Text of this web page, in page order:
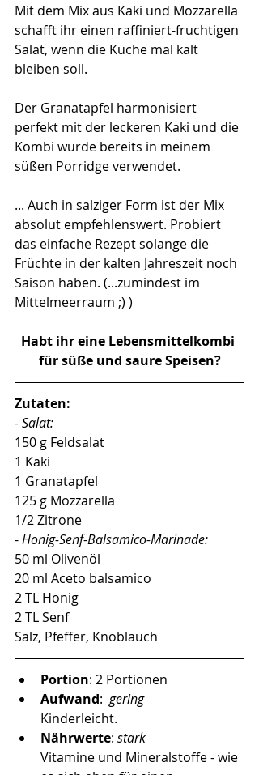
Mit dem Mix aus Kaki und Mozzarella
schafft ihr einen raffiniert-fruchtigen
Salat, wenn die Küche mal kalt
bleiben soll.
Der Granatapfel harmonisiert
perfekt mit der leckeren Kaki und die
Kombi wurde bereits in meinem
süßen Porridge verwendet.
... Auch in salziger Form ist der Mix
absolut empfehlenswert. Probiert
das einfache Rezept solange die
Früchte in der kalten Jahreszeit noch
Saison haben. (...zumindest im
Mittelmeerraum ;) )
Habt ihr eine Lebensmittelkombi
für süße und saure Speisen?
Zutaten:
- Salat:
150 g Feldsalat
1 Kaki
1 Granatapfel
125 g Mozzarella
1/2 Zitrone
- Honig-Senf-Balsamico-Marinade:
50 ml Olivenöl
20 ml Aceto balsamico
2 TL Honig
2 TL Senf
Salz, Pfeffer, Knoblauch
Portion: 2 Portionen
Aufwand: gering
Kinderleicht.
Nährwerte: stark
Vitamine und Mineralstoffe - wie